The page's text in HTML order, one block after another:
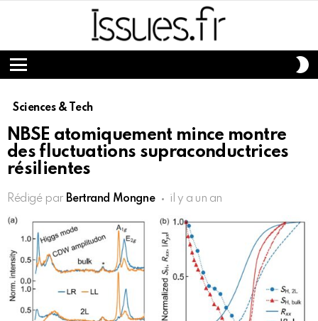
Menu
Sciences & Tech
NBSE atomiquement mince montre
des fluctuations supraconductrices
résilientes
Rédigé par Bertrand Mongne il y a un an